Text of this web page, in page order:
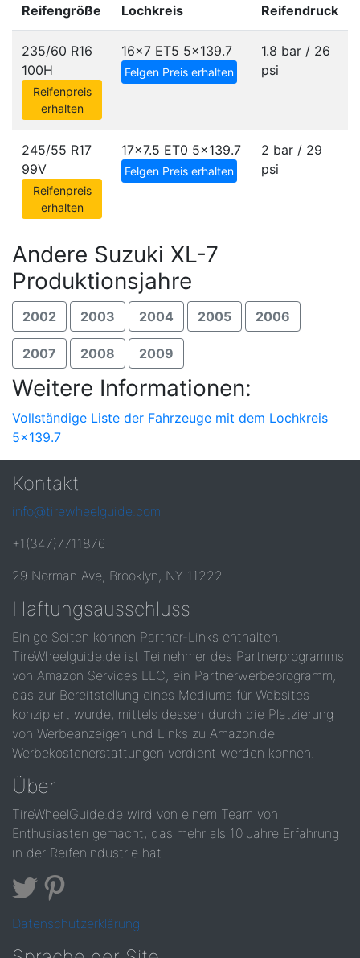
Reifengröße
Lochkreis
Reifendruck
235/60 R16
100H
Reifenpreis
erhalten
16x7 ET5 5x139.7
Felgen Preis erhalten
1.8 bar / 26
psi
245/55 R17
99V
Reifenpreis
erhalten
17x7.5 ET0 5x139.7
Felgen Preis erhalten
2 bar / 29
psi
Andere Suzuki XL-7
Produktionsjahre
2002 2003 2004 2005 2006
2007 2008 2009
Weitere Informationen:
Vollständige Liste der Fahrzeuge mit dem Lochkreis
5x139.7
Kontakt
info@tirewheelguide.com
+1(347)7711876
29 Norman Ave, Brooklyn, NY 11222
Haftungsausschluss
Einige Seiten können Partner-Links enthalten.
TireWheelguide.de ist Teilnehmer des Partnerprogramms
von Amazon Services LLC, ein Partnerwerbeprogramm,
das zur Bereitstellung eines Mediums für Websites
konzipiert wurde, mittels dessen durch die Platzierung
von Werbeanzeigen und Links zu Amazon.de
Werbekostenerstattungen verdient werden können.
Über
TireWheelGuide.de wird von einem Team von
Enthusiasten gemacht, das mehr als 10 Jahre Erfahrung
in der Reifenindustrie hat
Datenschutzerklärung